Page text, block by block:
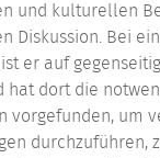
und kulturellen
Diskussion. Bei
er auf
hat dort die
vorgefunden, um
durchzuführen,